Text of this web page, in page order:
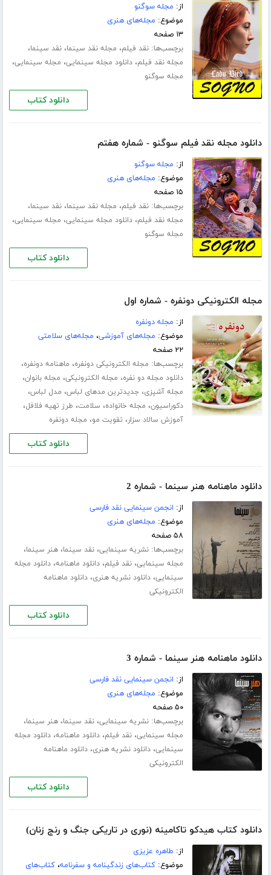
از: مجله سوگنو
موضوع: مجله‌های هنری
۱۳ صفحه
برچسب‌ها:نقد فیلم، مجله نقد سینما،نقد سینما،
مجله نقد فیلم،دانلود مجله سینمایی، مجله سینمایی،
مجله سوگنو
دانلود کتاب
دانلود مجله نقد فیلم سوگنو - شماره هفتم
از: مجله سوگنو
موضوع: مجله‌های هنری
۱۵ صفحه
برچسب‌ها:نقد فیلم، مجله نقد سینما،نقد سینما،
مجله نقد فیلم،دانلود مجله سینمایی، مجله سینمایی،
مجله سوگنو
دانلود کتاب
مجله الکترونیکی دونفره - شماره اول
از: مجله دونفره
موضوع: مجله‌های آموزشی، مجله‌های سلامتی
۲۲ صفحه
برچسب‌ها: مجله الکترونیکی دونفره، ماهنامه دونفره،
دانلود مجله دو نفره، مجله الکترونیکی، مجله بانوان،
مجله آشپزی، جدیدترین مدهای لباس، مدل لباس،
دکوراسیون، مجله خانواده، سلامت، طرز تهیه فلافل،
آموزش سالاد سزار، تقویت مو، مجله دونفره
دانلود کتاب
دانلود ماهنامه هنر سینما - شماره 2
از: انجمن سینمایی نقد فارسی
موضوع: مجله‌های هنری
۵۸ صفحه
برچسب‌ها:نشریه سینمایی،نقد سینما،هنر سینما،
مجله سینمایی،نقد فیلم،دانلود ماهنامه،دانلود مجله
سینمایی،دانلود نشریه هنری،دانلود ماهنامه
الکترونیکی
دانلود کتاب
دانلود ماهنامه هنر سینما - شماره 3
از: انجمن سینمایی نقد فارسی
موضوع: مجله‌های هنری
۵۰ صفحه
برچسب‌ها:نشریه سینمایی،نقد سینما،هنر سینما،
مجله سینمایی،نقد فیلم،دانلود ماهنامه،دانلود مجله
سینمایی،دانلود نشریه هنری،دانلود ماهنامه
الکترونیکی
دانلود کتاب
دانلود کتاب هیدکو تاکامینه (نوری در تاریکی جنگ و رنج زنان)
از: طاهره عزیزی
موضوع:کتاب‌های زندگینامه و سفرنامه،کتاب‌های